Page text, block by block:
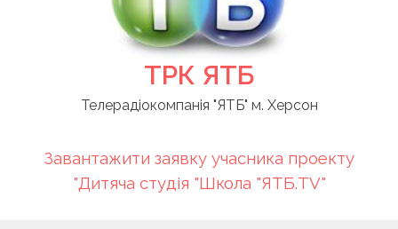
ТРК ЯТБ
Телерадіокомпанія "ЯТБ" м. Херсон
Завантажити заявку учасника проекту
"Дитяча студія "Школа "ЯТБ.TV"